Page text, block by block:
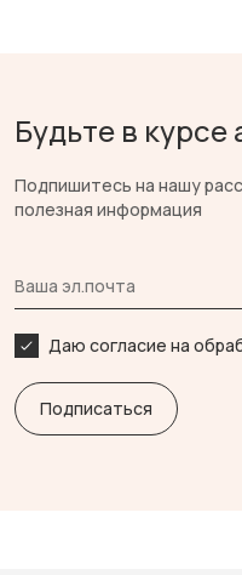
Будьте в
Подпишитесь на нашу
полезная информация
Даю согласие на